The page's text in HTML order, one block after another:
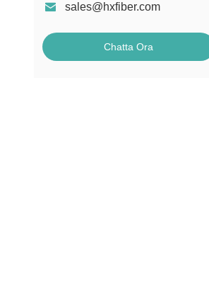
sales@hxfiber.com
Chatta Ora